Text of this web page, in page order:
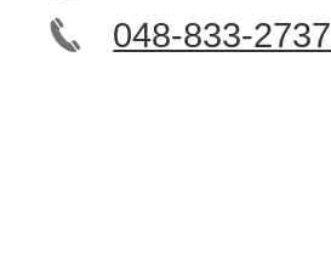
048-833-2737